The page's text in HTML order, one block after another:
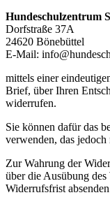
Hundeschulzentrum
Dorfstraße 37A
24620 Bönebüttel
E-Mail:
mittels einer
Brief, über Ihren
widerrufen.
Sie können dafür das
verwenden, das
Zur Wahrung der
über die Ausübung
Widerrufsfrist